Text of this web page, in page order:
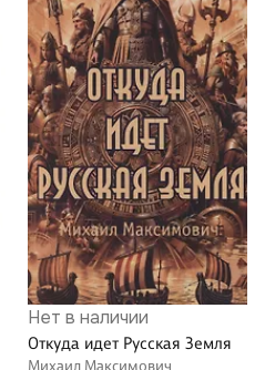
Нет в наличии
Откуда идет Русская Земля